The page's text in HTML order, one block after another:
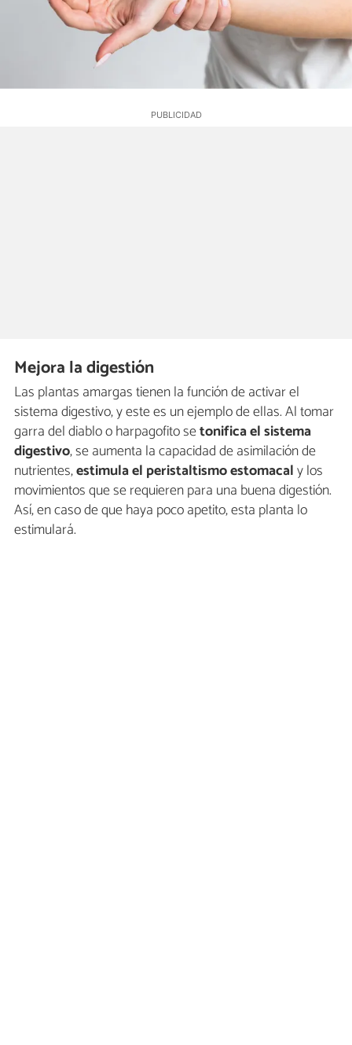
Mejora la digestión
Las plantas amargas tienen la función de activar el
sistema digestivo, y este es un ejemplo de ellas. Al tomar
garra del diablo o harpagofito setonifica el sistema
digestivo, se aumenta la capacidad de asimilación de
nutrientes,estimula el peristaltismo estomacaly los
movimientos que se requieren para una buena digestión.
Así, en caso de que haya poco apetito, esta planta lo
estimulará.